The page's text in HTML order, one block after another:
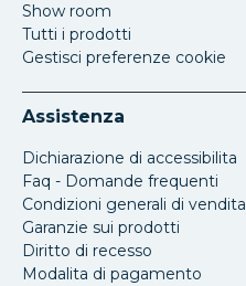
Show room
Tutti i prodotti
Gestisci preferenze cookie
Assistenza
Dichiarazione di accessibilita
Faq - Domande frequenti
Condizioni generali di vendita
Garanzie sui prodotti
Diritto di recesso
Modalita di pagamento